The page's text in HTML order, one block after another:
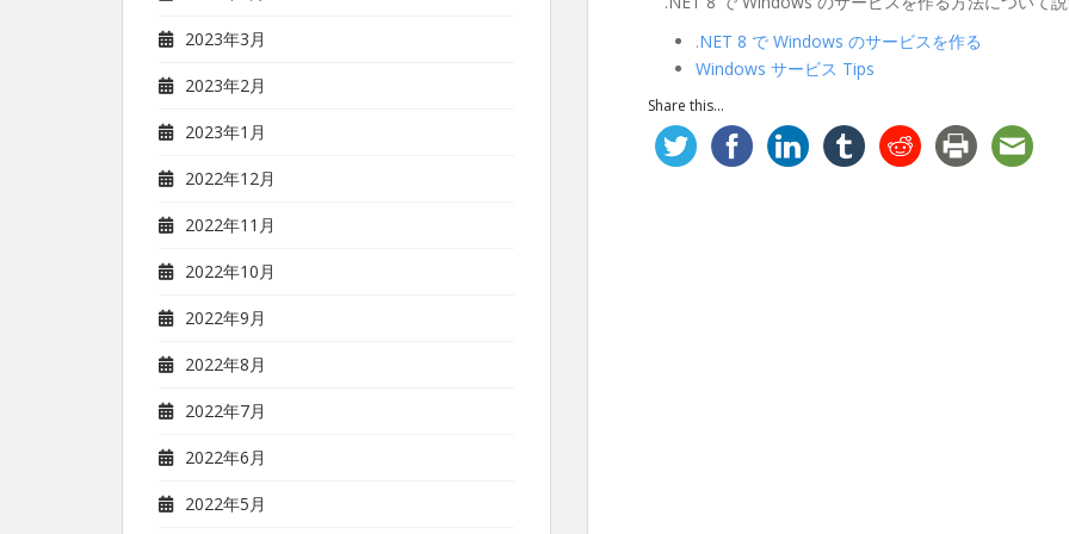
.NET 8 で Windows のサービスを作る
Windows サービス Tips
Share this...
2023年3月
2023年2月
2023年1月
2022年12月
2022年11月
2022年10月
2022年9月
2022年8月
2022年7月
2022年6月
2022年5月